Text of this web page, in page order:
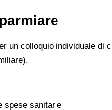
un colloquio individuale di
spese sanitarie